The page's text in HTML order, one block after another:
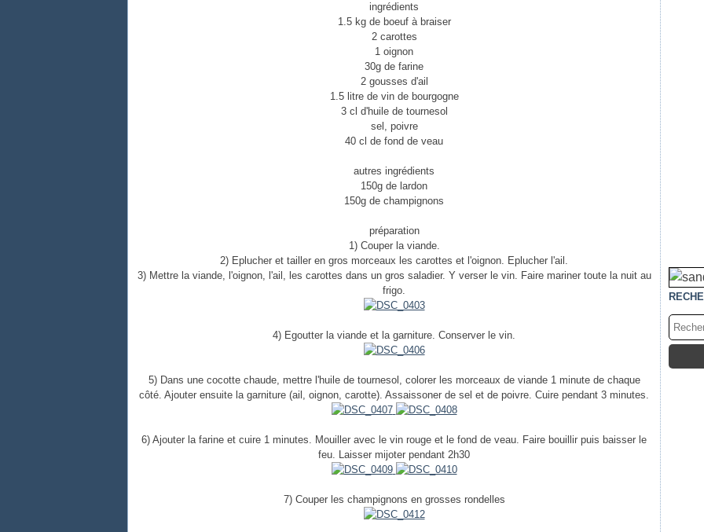
ingrédients
1.5 kg de boeuf à braiser
2 carottes
1 oignon
30g de farine
2 gousses d'ail
1.5 litre de vin de bourgogne
3 cl d'huile de tournesol
sel, poivre
40 cl de fond de veau
autres ingrédients
150g de lardon
150g de champignons
préparation
1) Couper la viande.
2) Eplucher et tailler en gros morceaux les carottes et l'oignon. Eplucher l'ail.
3) Mettre la viande, l'oignon, l'ail, les carottes dans un gros saladier. Y verser le vin. Faire mariner toute la nuit au
frigo.
4) Egoutter la viande et la garniture. Conserver le vin.
5) Dans une cocotte chaude, mettre l'huile de tournesol, colorer les morceaux de viande 1 minute de chaque
côté. Ajouter ensuite la garniture (ail, oignon, carotte). Assaissoner de sel et de poivre. Cuire pendant 3 minutes.
6) Ajouter la farine et cuire 1 minutes. Mouiller avec le vin rouge et le fond de veau. Faire bouillir puis baisser le
feu. Laisser mijoter pendant 2h30
7) Couper les champignons en grosses rondelles